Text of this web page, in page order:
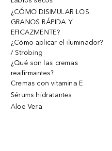
¿CÓMO DISIMULAR LOS
GRANOS RÁPIDA Y
EFICAZMENTE?
¿Cómo aplicar el iluminador?
/ Strobing
¿Qué son las cremas
reafirmantes?
Cremas con vitamina E
Sérums hidratantes
Aloe Vera